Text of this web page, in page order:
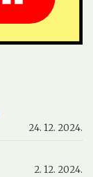
24. 12. 2024.
2. 12. 2024.